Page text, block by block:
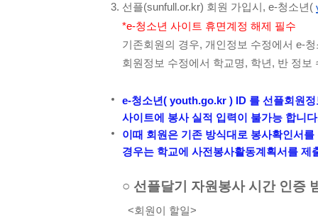
선플(sunfull.or.kr) 회원 가입시, e-청소년(
*e-청소년 사이트 휴면계정 해제 필수
기존회원의 경우, 개인정보 수정에서 e-
회원정보 수정에서 학교명, 학년, 반 정보
e-청소년( youth.go.kr ) ID 를 선플회원
사이트에 봉사 실적 입력이 불가능 합니
이때 회원은 기존 방식대로 봉사확인서
경우는 학교에 사전봉사활동계획서를 제
○ 선플달기 자원봉사 시간 인증
<회원이 할일>